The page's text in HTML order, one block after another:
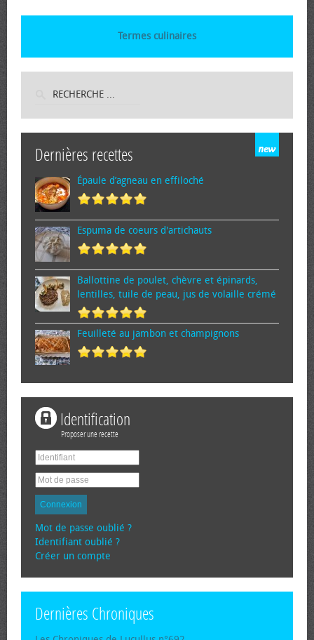
Termes culinaires
Dernières recettes
Épaule d’agneau en effiloché
Espuma de cœurs d'artichauts
Ballottine de poulet, chèvre et épinards,
lentilles, tuile de peau, jus de volaille crémé
Feuilleté au jambon et champignons
Identification
Proposer une recette
Connexion
Mot de passe oublié ?
Identifiant oublié ?
Créer un compte
Dernières Chroniques